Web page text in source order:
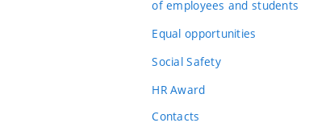
of employees and students
Equal opportunities
Social Safety
HR Award
Contacts